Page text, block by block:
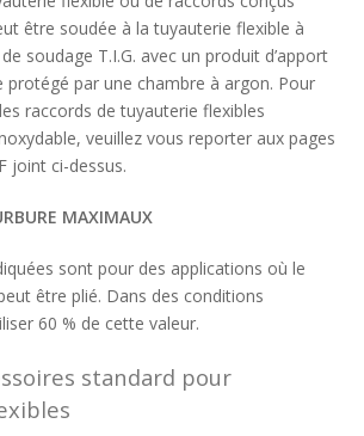
être soudée à la tuyauterie flexible à
de soudage T.I.G. avec un produit d’apport
protégé par une chambre à argon. Pour
raccords de tuyauterie flexibles
veuillez vous reporter aux pages
joint ci-dessus.
MAXIMAUX
sont pour des applications où le
être plié. Dans des conditions
60 % de cette valeur.
standard pour